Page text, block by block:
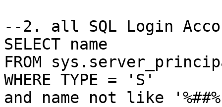
--2. all SQL Login
SELECT name
FROM
WHERE TYPE = 'S'
and name not like